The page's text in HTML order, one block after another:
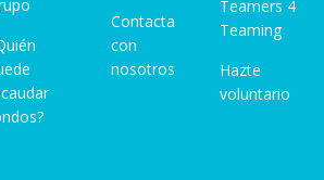
Contacta
con
nosotros
Teamers 4
Teaming
Hazte
voluntario